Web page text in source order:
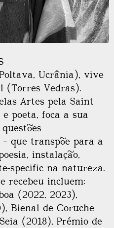
Ucrânia), vive
(Torres Vedras).
Artes pela Saint
poeta, foca a sua
que transpõe para a
instalação,
specific na natureza.
recebeu incluem:
(2022, 2023),
Bienal de Coruche
(2018), Prémio de